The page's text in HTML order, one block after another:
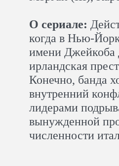
О сериале:
когда в Нью-
имени Джейкоба
ирландская
Конечно, банда
внутренний
лидерами
вынужденной
численности